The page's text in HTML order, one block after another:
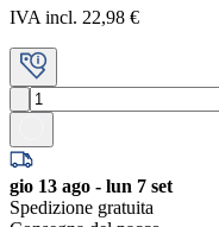
IVA incl. 22,98 €
gio 13 ago - lun 7 set
Spedizione gratuita